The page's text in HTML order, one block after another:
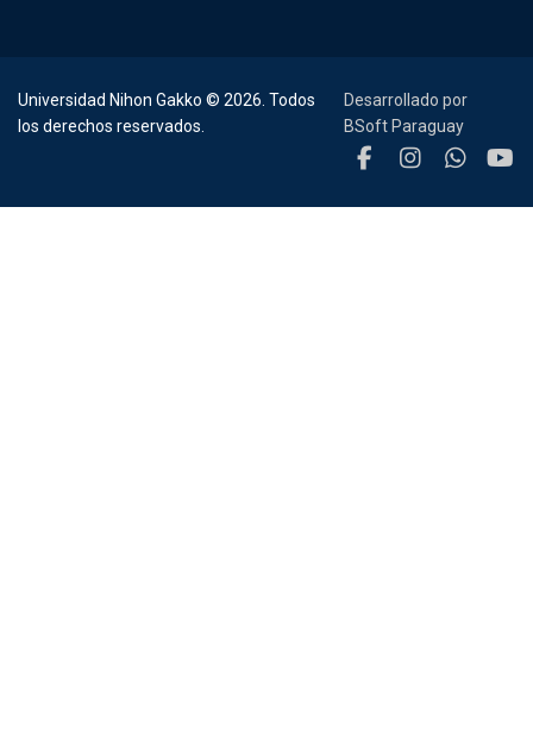
Universidad Nihon Gakko © 2026. Todos
los derechos reservados.
Desarrollado por
BSoft Paraguay